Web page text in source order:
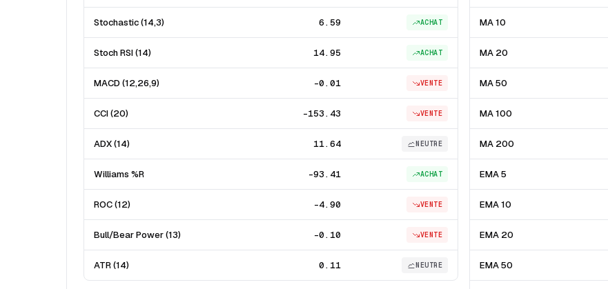
Stochastic (14,3) 6.59 ACHAT
Stoch RSI (14) 14.95 ACHAT
MACD (12,26,9) -0.01 VENTE
CCI (20) -153.43 VENTE
ADX (14) 11.64 NEUTRE
Williams %R -93.41 ACHAT
ROC (12) -4.90 VENTE
Bull/Bear Power (13) -0.10 VENTE
ATR (14) 0.11 NEUTRE
MA 10
MA 20
MA 50
MA 100
MA 200
EMA 5
EMA 10
EMA 20
EMA 50